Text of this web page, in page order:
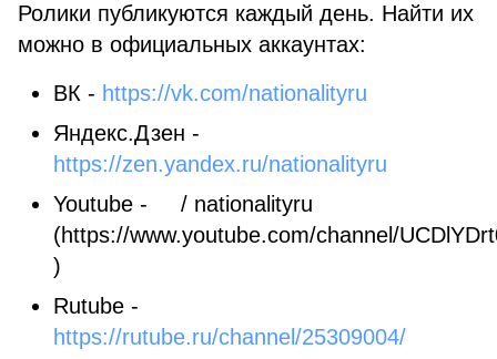
Ролики публикуются каждый день. Найти их
можно в официальных аккаунтах:
ВК - https://vk.com/nationalityru
Яндекс.Дзен -
https://zen.yandex.ru/nationalityru
Youtube - / nationalityru
(https://www.youtube.com/channel/
)
Rutube -
https://rutube.ru/channel/25309004/